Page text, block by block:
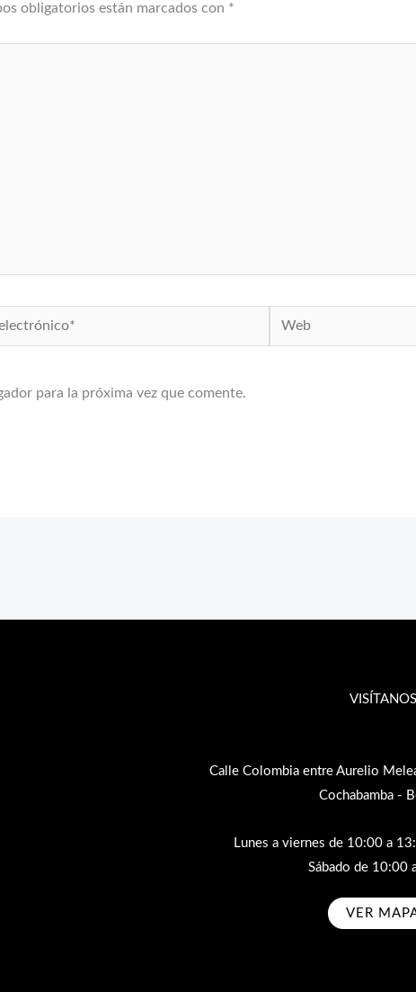
obligatorios están marcados con *
Web
para la próxima vez que comente.
VISÍTANOS
Calle Colombia entre Aurelio
Cochabamba -
Lunes a viernes de 10:00 a
Sábado de 10:00
VER